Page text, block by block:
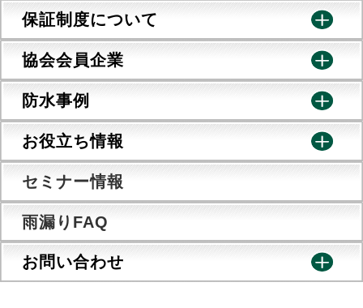
保証制度について
協会会員企業
防水事例
お役立ち情報
セミナー情報
雨漏りFAQ
お問い合わせ